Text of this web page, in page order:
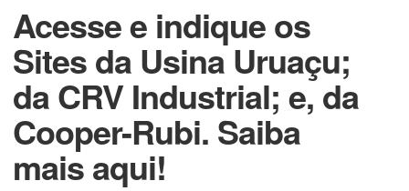
Acesse e indique os
Sites da Usina Uruaçu;
da CRV Industrial; e, da
Cooper-Rubi. Saiba
mais aqui!